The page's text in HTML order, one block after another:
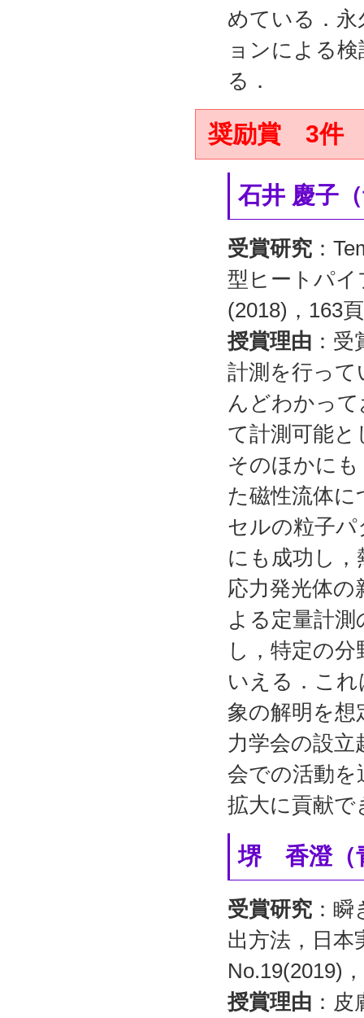
めている．
ョンによる
る．
奨励賞 3件
石井 慶子
受賞研究 ：
型ヒートパイ
(2018)，163
授賞理由 ：
計測を行って
んどわかっ
て計測可能
そのほかに
た磁性流体
セルの粒子
にも成功し
応力発光体の
よる定量計
し，特定の
いえる．こ
象の解明を想
力学会の設
会での活動を
拡大に貢献で
堺 香澄（
受賞研究 ：
出方法，日本
No.19(2019)
授賞理由 ：